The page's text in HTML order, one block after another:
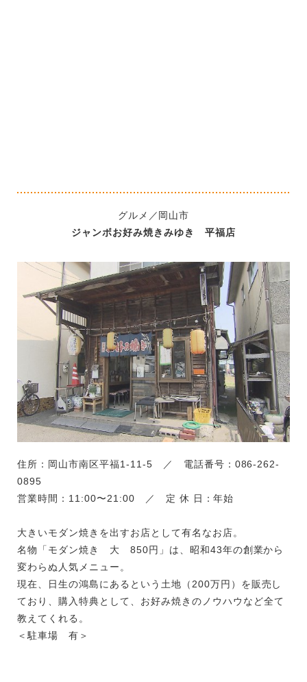
グルメ／岡山市
ジャンボお好み焼きみゆき 平福店
住所：岡山市南区平福1-11-5 ／ 電話番号：086-262-
0895
営業時間：11:00〜21:00 ／ 定 休 日：年始
大きいモダン焼きを出すお店として有名なお店。
名物「モダン焼き 大 850円」は、昭和43年の創業から
変わらぬ人気メニュー。
現在、日生の鴻島にあるという土地（200万円）を販売し
ており、購入特典として、お好み焼きのノウハウなど全て
教えてくれる。
＜駐車場 有＞